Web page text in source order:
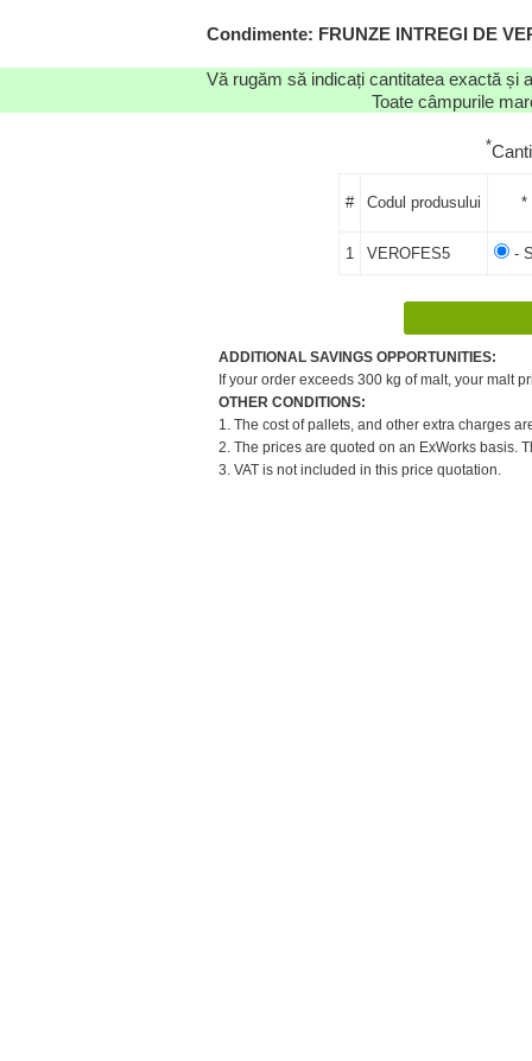
Condimente: FRUNZE INTREGI DE
Vă rugăm să indicați cantitatea exactă și
Toate câmpurile
*
# Codul produsului *
1 VEROFES5 -
ADDITIONAL SAVINGS OPPORTUNITIES:
If your order exceeds 300 kg of malt, your malt
OTHER CONDITIONS:
1. The cost of pallets, and other extra charges
2. The prices are quoted on an ExWorks basis.
3. VAT is not included in this price quotation.